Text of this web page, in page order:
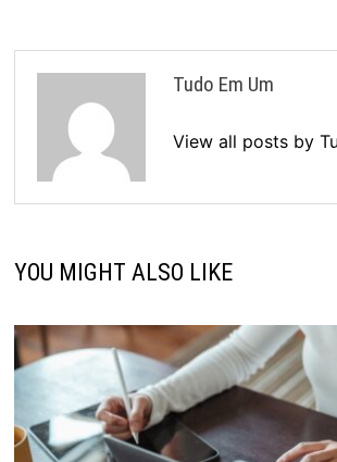
Tudo Em Um
View all posts by
YOU MIGHT ALSO LIKE